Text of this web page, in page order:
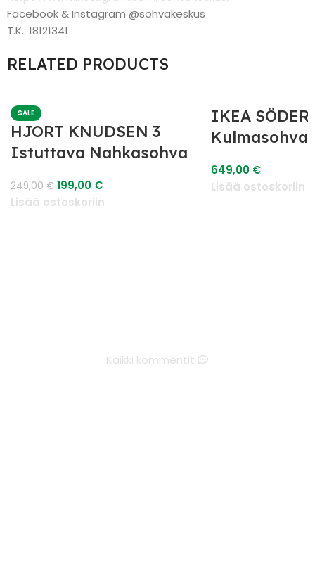
Facebook & Instagram @sohvakeskus
T.K.: 18121341
RELATED PRODUCTS
SALE
HJORT KNUDSEN 3
Istuttava Nahkasohva
249,00€ 199,00 €
Lisää ostoskoriin
IKEA
Kulmasohva
649,00 €
Lisää ostoskoriin
Kaikki kommentit